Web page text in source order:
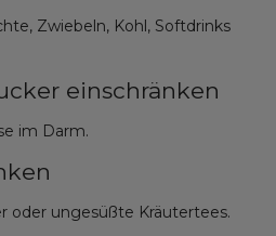
Zwiebeln, Kohl, Softdrinks
einschränken
im Darm.
oder ungesüßte Kräutertees.